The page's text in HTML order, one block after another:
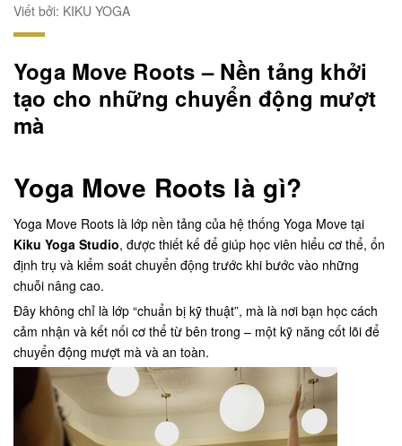
Viết bởi: KIKU YOGA
Yoga Move Roots – Nền tảng khởi
tạo cho những chuyển động mượt
mà
Yoga Move Roots là gì?
Yoga Move Roots là lớp nền tảng của hệ thống Yoga Move tại
Kiku Yoga Studio, được thiết kế để giúp học viên hiểu cơ thể, ổn
định trụ và kiểm soát chuyển động trước khi bước vào những
chuỗi nâng cao.
Đây không chỉ là lớp “chuẩn bị kỹ thuật”, mà là nơi bạn học cách
cảm nhận và kết nối cơ thể từ bên trong – một kỹ năng cốt lõi để
chuyển động mượt mà và an toàn.